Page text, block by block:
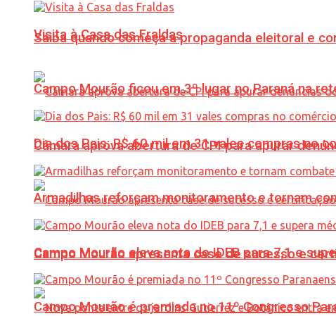
Saiba quando começa a propaganda eleitoral e
Câmara aprova abertura de CPI para apurar
Campo Mourão apresenta case de sucesso e
Visita à Casa das Fraldas
Campo Mourão ficou em 3º lugar no Paraná na
Dia dos Pais: R$ 60 mil em 31 vales compras no
Armadilhas reforçam monitoramento e tornam
Campo Mourão eleva nota do IDEB para 7,1 e
Campo Mourão é premiada no 11º Congresso